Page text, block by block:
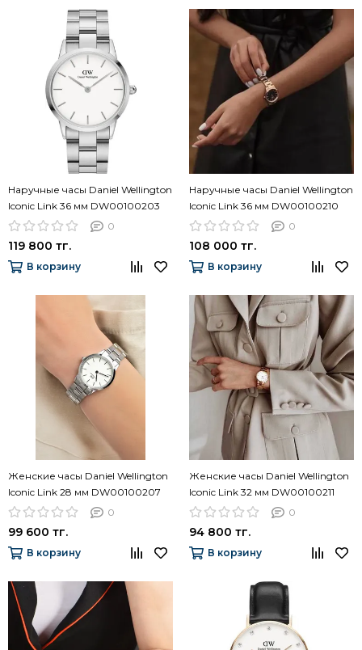
Наручные часы Daniel Wellington
Iconic Link 36 мм DW00100203
0
119 800 тг.
В корзину
Наручные часы Daniel Wellington
Iconic Link 36 мм DW00100210
0
108 000 тг.
В корзину
Женские часы Daniel Wellington
Iconic Link 28 мм DW00100207
0
99 600 тг.
В корзину
Женские часы Daniel Wellington
Iconic Link 32 мм DW00100211
0
94 800 тг.
В корзину